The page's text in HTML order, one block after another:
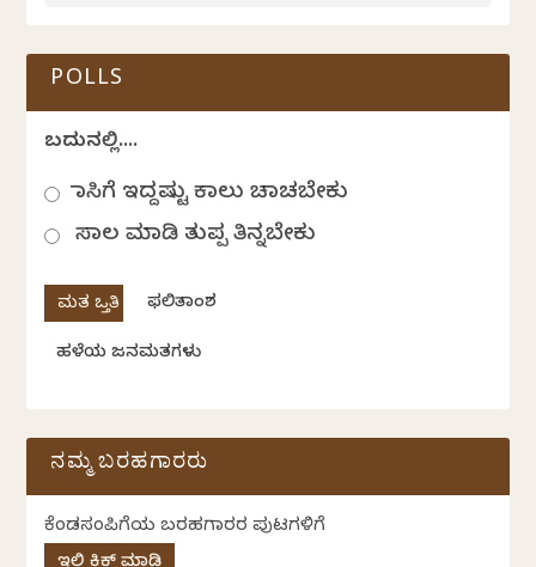
POLLS
ಬದುಕಿನಲ್ಲಿ....
ಹಾಸಿಗೆ ಇದ್ದಷ್ಟು ಕಾಲು ಚಾಚಬೇಕು
ಸಾಲ ಮಾಡಿ ತುಪ್ಪ ತಿನ್ನಬೇಕು
ಫಲಿತಾಂಶ
ಹಳೆಯ ಜನಮತಗಳು
ನಮ್ಮ ಬರಹಗಾರರು
ಕೆಂಡಸಂಪಿಗೆಯ ಬರಹಗಾರರ ಪುಟಗಳಿಗೆ